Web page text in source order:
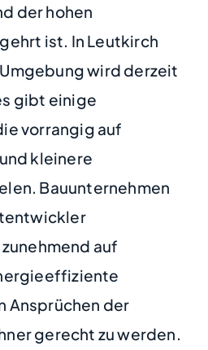
der hohen
ist. In Leutkirch
wird derzeit
gibt einige
vorrangig auf
kleinere
Bauunternehmen
auf
Ansprüchen der
gerecht zu werden.